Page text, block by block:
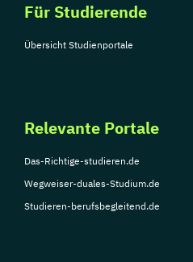
Für Studierende
Übersicht Studienportale
Relevante Portale
Das-Richtige-studieren.de
Wegweiser-duales-Studium.de
Studieren-berufsbegleitend.de